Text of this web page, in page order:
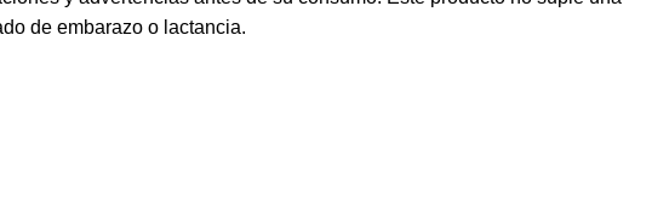
de embarazo o lactancia.